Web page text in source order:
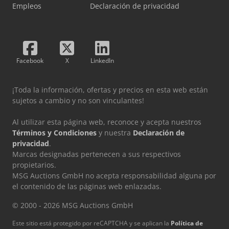
la elevación, la inclinación y las funciones hidráulicas
de dirección mediante un interruptor basculante.
Dirección: Dirección eléctrica de 360° con asistencia
Eoha Equipamiento eléctrico adicional: Para sistemas
externos (terminal de datos y escáner), que consiste en:
Empleos Declaración de privacidad
Facebook X LinkedIn
¡Toda la información, ofertas y precios en esta web están
sujetos a cambio y no son vinculantes!
Al utilizar esta página web, reconoce y acepta nuestros
Términos y Condiciones y nuestra Declaración de
privacidad.
Marcas designadas pertenecen a sus respectivos
propietarios.
MSG Auctions GmbH no acepta responsabilidad alguna por
el contenido de las páginas web enlazadas.
© 2000 - 2026 MSG Auctions GmbH
Este sitio está protegido por reCAPTCHA y se aplican la Política de